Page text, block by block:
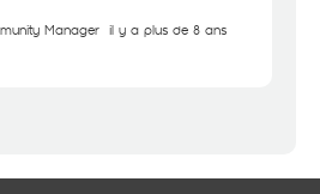
Manager il y a plus de 8 ans